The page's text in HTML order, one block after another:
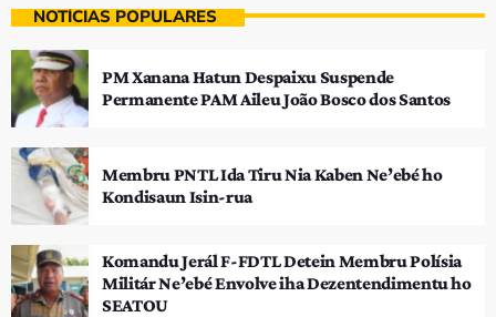
NOTÍCIAS POPULARES
PM Xanana Hatun Despaixu Suspende
Permanente PAM Aileu João Bosco dos Santos
Membru PNTL Ida Tiru Nia Kaben Ne’ebé ho
Kondisaun Isin-rua
Komandu Jerál F-FDTL Detein Membru Polísia
Militár Ne’ebé Envolve iha Dezentendimentu ho
SEATOU